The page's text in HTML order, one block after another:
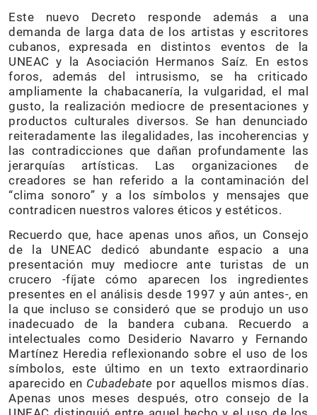
Este nuevo Decreto responde además a una
demanda de larga data de los artistas y escritores
cubanos, expresada en distintos eventos de la
UNEAC y la Asociación Hermanos Saíz. En estos
foros, además del intrusismo, se ha criticado
ampliamente la chabacanería, la vulgaridad, el mal
gusto, la realización mediocre de presentaciones y
productos culturales diversos. Se han denunciado
reiteradamente las ilegalidades, las incoherencias y
las contradicciones que dañan profundamente las
jerarquías artísticas. Las organizaciones de
creadores se han referido a la contaminación del
“clima sonoro” y a los símbolos y mensajes que
contradicen nuestros valores éticos y estéticos.
Recuerdo que, hace apenas unos años, un Consejo
de la UNEAC dedicó abundante espacio a una
presentación muy mediocre ante turistas de un
crucero -fíjate cómo aparecen los ingredientes
presentes en el análisis desde 1997 y aún antes-, en
la que incluso se consideró que se produjo un uso
inadecuado de la bandera cubana. Recuerdo a
intelectuales como Desiderio Navarro y Fernando
Martínez Heredia reflexionando sobre el uso de los
símbolos, este último en un texto extraordinario
aparecido en Cubadebate por aquellos mismos días.
Apenas unos meses después, otro consejo de la